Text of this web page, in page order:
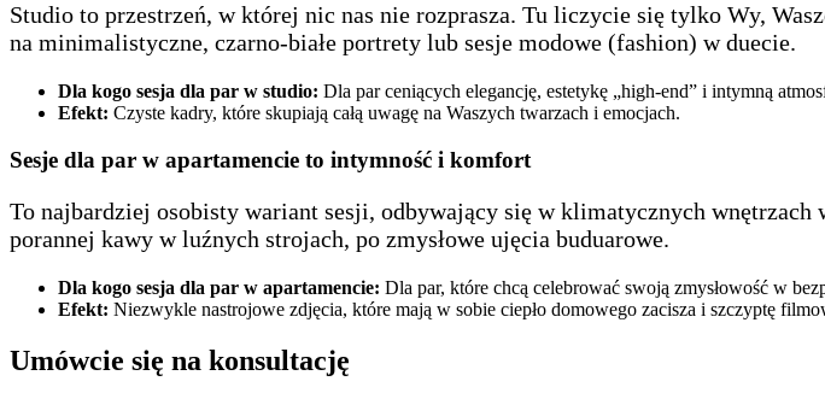
Studio to przestrzeń, w której nic nas nie rozprasza. Tu liczycie się tylko Wy,
na minimalistyczne, czarno-białe portrety lub sesje modowe (fashion) w duecie.
Dla kogo sesja dla par w studio: Dla par ceniących elegancję, estetykę „high-end” i intymną
Efekt: Czyste kadry, które skupiają całą uwagę na Waszych twarzach i emocjach.
Sesje dla par w apartamencie to intymność i komfort
To najbardziej osobisty wariant sesji, odbywający się w klimatycznych wnętrzach
porannej kawy w luźnych strojach, po zmysłowe ujęcia buduarowe.
Dla kogo sesja dla par w apartamencie: Dla par, które chcą celebrować swoją zmysłowość w
Efekt: Niezwykle nastrojowe zdjęcia, które mają w sobie ciepło domowego zacisza i szczyptę
Umówcie się na konsultację